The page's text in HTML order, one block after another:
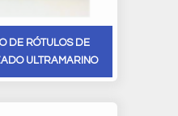
DE RÓTULOS DE
ULTRAMARINO